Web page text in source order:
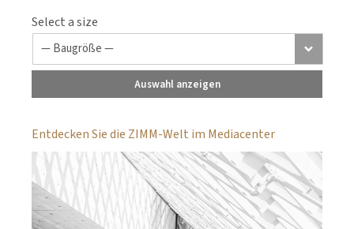
Select a size
Auswahl anzeigen
Entdecken Sie die ZIMM-Welt im Mediacenter